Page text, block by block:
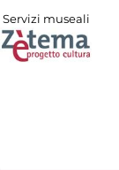
Servizi museali